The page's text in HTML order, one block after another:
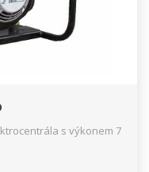
s výkonem 7